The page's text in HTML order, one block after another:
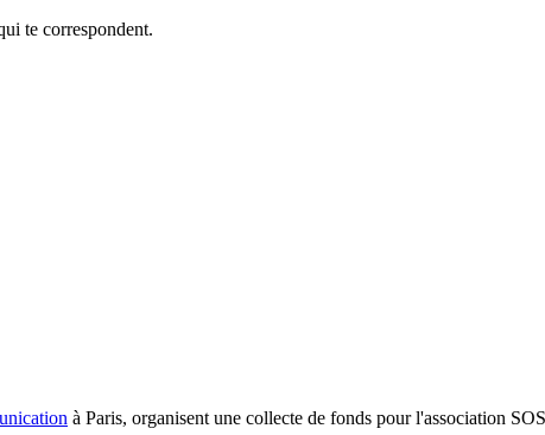
te correspondent.
à Paris, organisent une collecte de fonds pour l'association